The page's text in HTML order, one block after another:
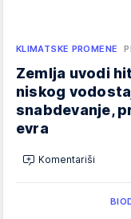
KLIMATSKE PROMENE
Zemlja uvodi
niskog
snabdevanje,
evra
Komentariši